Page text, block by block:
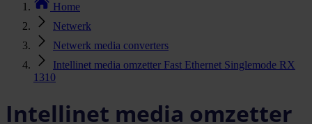
Home
Netwerk
Netwerk media converters
Intellinet media omzetter Fast Ethernet Singlemode RX
1310
Intellinet media omzetter